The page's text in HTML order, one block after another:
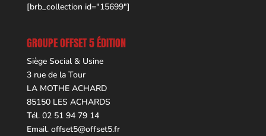
[brb_collection id="15699"]
GROUPE OFFSET 5 ÉDITION
Siège Social & Usine
3 rue de la Tour
LA MOTHE ACHARD
85150 LES ACHARDS
Tél. 02 51 94 79 14
Email. offset5@offset5.fr